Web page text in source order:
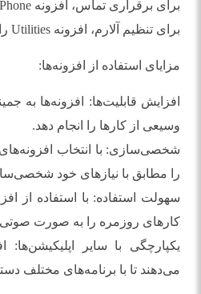
برای برقراری تماس، افزونه Phone را فعال کنید.
برای تنظیم آلارم، افزونه Utilities را فعال کنید.
مزایای استفاده از افزونه‌ها:
افزایش قابلیت‌ها: افزونه‌ها به
وسیعی از کارها را انجام دهد.
شخصی‌سازی: با انتخاب
را مطابق با نیازهای خود
سهولت استفاده: با استفاده از
کارهای روزمره را به صورت صوتی
یکپارچگی با سایر اپلیکیشن‌ها:
می‌دهند تا با برنامه‌های مختلف